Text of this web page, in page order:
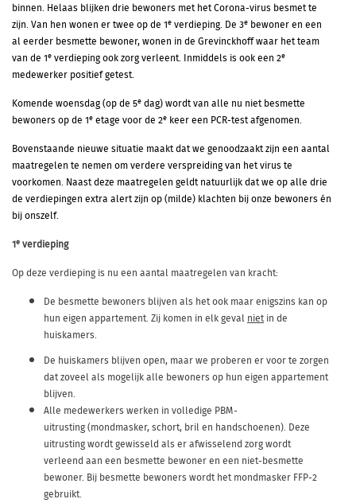
binnen. Helaas blijken drie bewoners met het Corona-virus besmet te
zijn. Van hen wonen er twee op de 1e verdieping. De 3e bewoner en een
al eerder besmette bewoner, wonen in de Grevinckhoff waar het team
van de 1e verdieping ook zorg verleent. Inmiddels is ook een 2e
medewerker positief getest.
Komende woensdag (op de 5e dag) wordt van alle nu niet besmette
bewoners op de 1e etage voor de 2e keer een PCR-test afgenomen.
Bovenstaande nieuwe situatie maakt dat we genoodzaakt zijn een aantal
maatregelen te nemen om verdere verspreiding van het virus te
voorkomen. Naast deze maatregelen geldt natuurlijk dat we op alle drie
de verdiepingen extra alert zijn op (milde) klachten bij onze bewoners én
bij onszelf.
1e verdieping
Op deze verdieping is nu een aantal maatregelen van kracht:
De besmette bewoners blijven als het ook maar enigszins kan op
hun eigen appartement. Zij komen in elk geval nietin de
huiskamers.
De huiskamers blijven open, maar we proberen er voor te zorgen
dat zoveel als mogelijk alle bewoners op hun eigen appartement
blijven.
Alle medewerkers werken in volledige PBM-
uitrusting (mondmasker, schort, bril en handschoenen). Deze
uitrusting wordt gewisseld als er afwisselend zorg wordt
verleend aan een besmette bewoner en een niet-besmette
bewoner. Bij besmette bewoners wordt het mondmasker FFP-2
gebruikt.